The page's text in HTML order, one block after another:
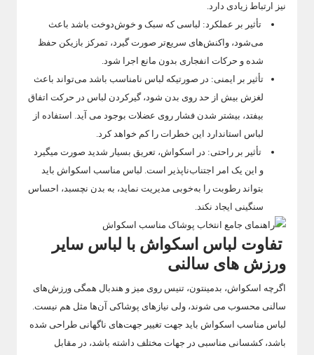
نیز ارتباط زیادی دارد.
تأثیر بر عملکرد: لباسی که سبک و خوش‌دوخت باشد باعث
می‌شود، واکنش‌های سریع‌تر صورت گیرد، تمرکز بازیکن حفظ
شده و حرکات انفجاری بدون مانع اجرا شود.
تأثیر بر ایمنی: در صورتیکه لباس نامناسب باشد می‌تواند باعث
لغزش بیش از حد روی بدن شود، گیرکردن لباس در حرکت اتفاق
بیفتد، بیشتر شدن فشار روی عضلات بوجود می آید. استفاده از
لباس استاندارد این خطرات را کم خواهد کرد.
تأثیر بر راحتی: در اسکواش، تعریق بسیار شدید صورت میگیرد
و این یک امر اجتناب‌ناپذیر است. لباس مناسب اسکواش باید
بتواند رطوبت را به‌خوبی مدیریت نماید، به بدن نچسبد، احساس
سنگینی ایجاد نکند.
تفاوت لباس اسکواش با لباس سایر
ورزش های سالنی
اگرچه اسکواش، بدمینتون، تنیس روی میز و هندبال همگی ورزش‌های
سالنی محسوب می شوند، ولی نیازهای پوشاکی آن‌ها مثل هم نیست.
لباس مناسب اسکواش باید جهت تغییر جهت‌های ناگهانی طراحی شده
باشد، کشسانی مناسبی در جهات مختلف داشته باشد، در مقابل